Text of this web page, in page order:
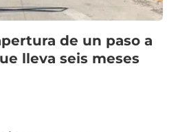
de un paso a
lleva seis meses